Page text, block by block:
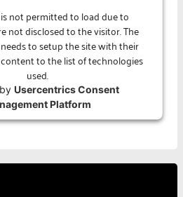
not permitted to load due to
not disclosed to the visitor. The
to setup the site with their
to the list of technologies
used.
byUsercentrics Consent
Platform